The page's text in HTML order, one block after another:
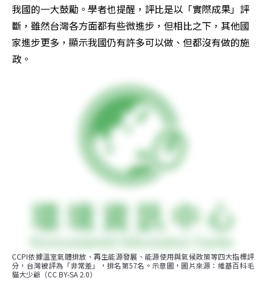
我國的一大鼓勵。學者也提醒，評比是以「實際成果」評
斷，雖然台灣各方面都有些微進步，但相比之下，其他國
家進步更多，顯示我國仍有許多可以做、但都沒有做的施
政。
CCPI依據溫室氣體排放、再生能源發展、能源使用與氣候政策等四大指標評
分，台灣被評為「非常差」，排名第57名。示意圖，圖片來源：維基百科毛
貓大少爺（CC BY-SA 2.0）